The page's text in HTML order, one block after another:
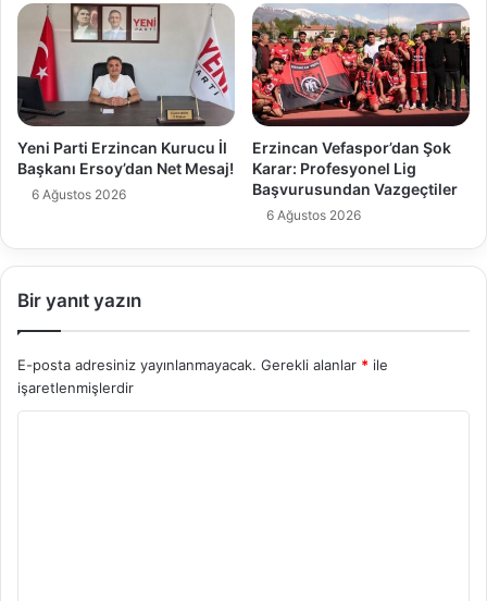
Yeni Parti Erzincan Kurucu İl
Başkanı Ersoy’dan Net Mesaj!
6 Ağustos 2026
Erzincan Vefaspor’dan Şok
Karar: Profesyonel Lig
Başvurusundan Vazgeçtiler
6 Ağustos 2026
Bir yanıt yazın
E-posta adresiniz yayınlanmayacak. Gerekli alanlar * ile
işaretlenmişlerdir